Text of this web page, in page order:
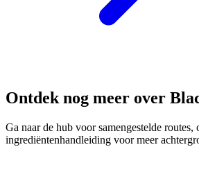
Ontdek nog meer over
Ga naar de hub voor samengestelde routes,
ingrediëntenhandleiding voor meer